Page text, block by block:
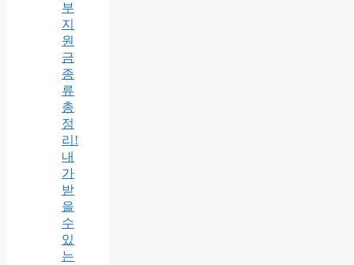
부
지
원
금
종
류
총
정
리!
내
가
받
을
수
있
는